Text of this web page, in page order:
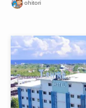
ohitori